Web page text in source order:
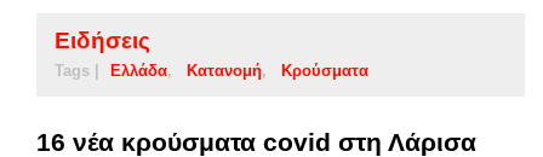
Ειδήσεις
Tags | Ελλάδα Κατανομή Κρούσματα
16 νέα κρούσματα covid στη Λάρισα